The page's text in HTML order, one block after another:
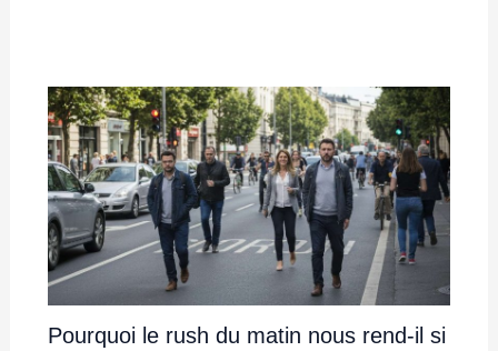
Pourquoi le rush du matin nous rend-il si